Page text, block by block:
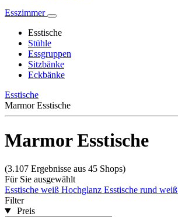
Esszimmer
Esstische
Stühle
Essgruppen
Sitzbänke
Eckbänke
Esstische
Marmor Esstische
Marmor Esstische
(3.107 Ergebnisse aus 45 Shops)
Für Sie ausgewählt
Esstische weiß Hochglanz Esstische rund weiß
Filter
Preis